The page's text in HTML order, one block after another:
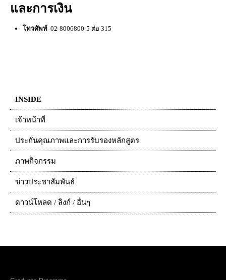
และการเงิน
โทรศัพท์ 02-8006800-5 ต่อ 315
INSIDE
เจ้าหน้าที่
ประกันคุณภาพและการรับรองหลักสูตร
ภาพกิจกรรม
ข่าวประชาสัมพันธ์
ดาวน์โหลด / ลิงก์ / อื่นๆ